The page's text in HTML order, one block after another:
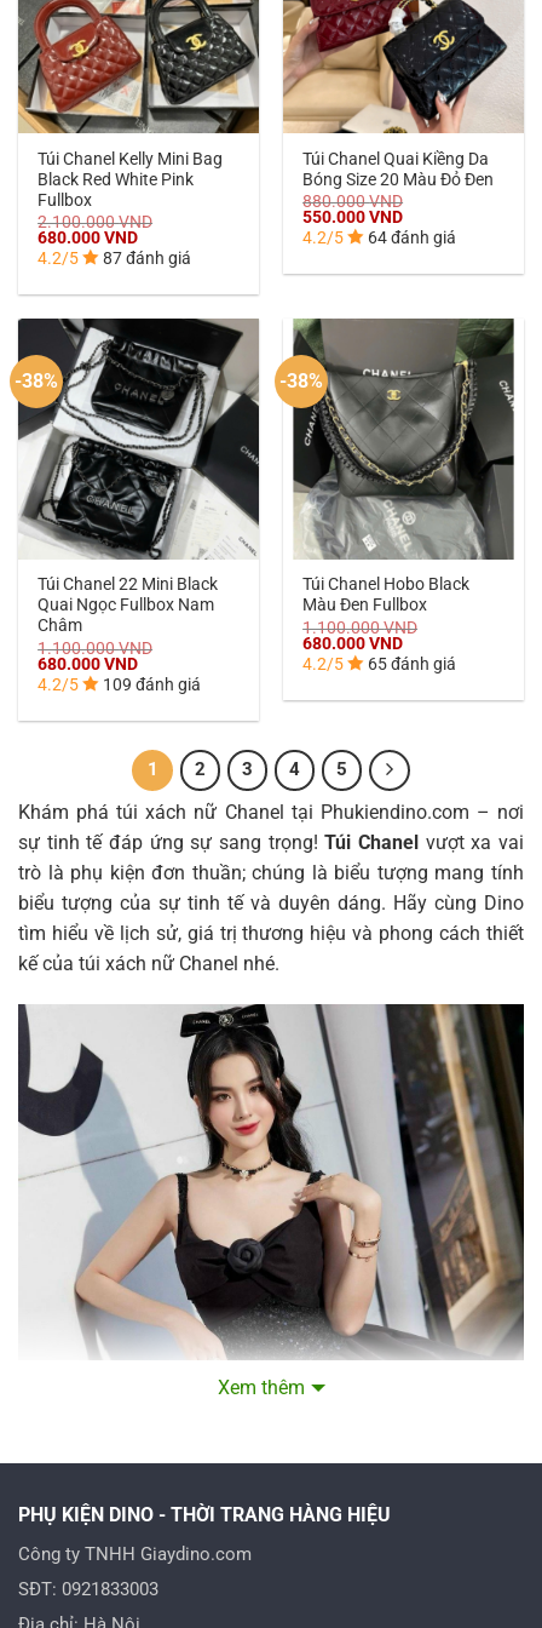
Túi Chanel Kelly Mini Bag
Black Red White Pink
Fullbox
2.100.000VND
Giá
gốc
là:
680.000VNDGiá
hiện
tại
680.000 VND.
4.2/5 87 đánh giá
Túi Chanel Quai Kiềng Da
Bóng Size 20 Màu Đỏ Đen
880.000VND
Giá
gốc
là:
550.000VNDGiá
hiện
tại
550.000 VND.
4.2/5 64 đánh giá
-38%
Túi Chanel 22 Mini Black
Quai Ngọc Fullbox Nam
Châm
1.100.000VND
Giá
gốc
là:
680.000VNDGiá
hiện
tại
680.000 VND.
4.2/5 109 đánh giá
-38%
Túi Chanel Hobo Black
Màu Đen Fullbox
1.100.000VND
Giá
gốc
là:
680.000VNDGiá
hiện
tại
680.000 VND.
4.2/5 65 đánh giá
1 2 3 4 5
Khám phá túi xách nữ Chanel tại Phukiendino.com – nơi
sự tinh tế đáp ứng sự sang trọng!Túi Chanel vượt xa vai
trò là phụ kiện đơn thuần; chúng là biểu tượng mang tính
biểu tượng của sự tinh tế và duyên dáng. Hãy cùng Dino
tìm hiểu về lịch sử, giá trị thương hiệu và phong cách thiết
kế của túi xách nữ Chanel nhé.
Xem thêm
PHỤ KIỆN DINO - THỜI TRANG HÀNG HIỆU
Công ty TNHH Giaydino.com
SĐT: 0921833003